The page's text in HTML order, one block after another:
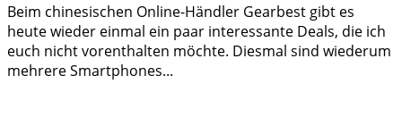
Beim chinesischen Online-Händler Gearbest gibt es
heute wieder einmal ein paar interessante Deals, die ich
euch nicht vorenthalten möchte. Diesmal sind wiederum
mehrere Smartphones...